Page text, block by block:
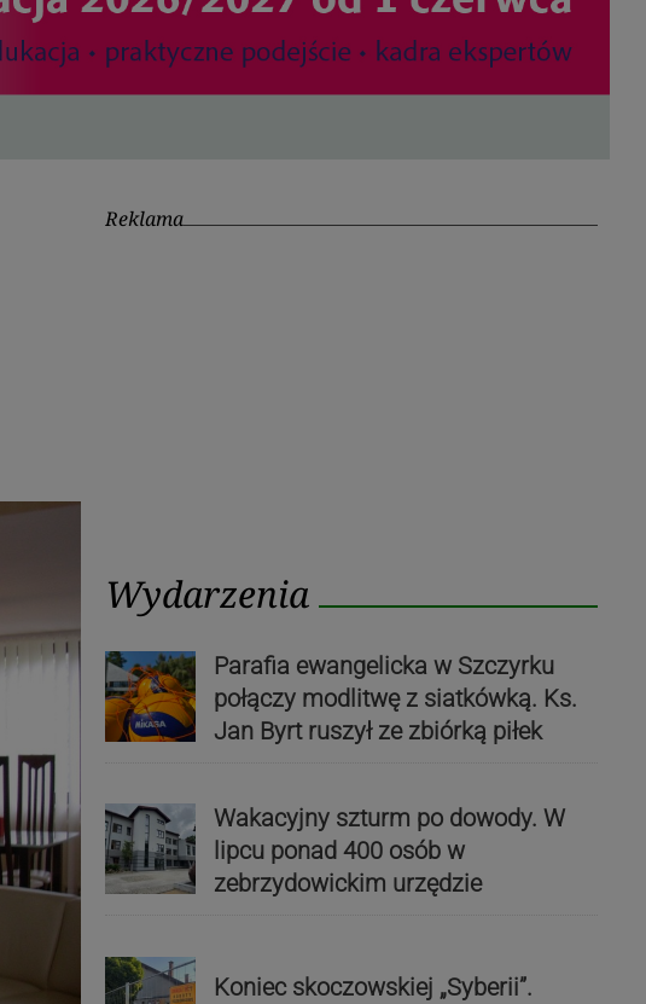
Reklama
Wydarzenia
Parafia ewangelicka w Szczyrku
połączy modlitwę z siatkówką. Ks.
Jan Byrt ruszył ze zbiórką piłek
Wakacyjny szturm po dowody. W
lipcu ponad 400 osób w
zebrzydowickim urzędzie
Koniec skoczowskiej „Syberii”.